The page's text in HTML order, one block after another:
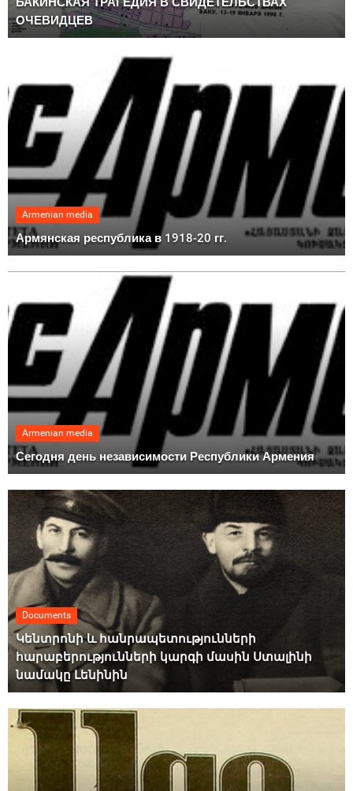
ОЧЕВИДЦЕВ
Armenian media
Армянская республика в 1918-20 гг.
Armenian media
Сегодня день независимости Республики Армения
Documents
Կենտրոնի և հանրապետությունների
հարաբերությունների կարգի մասին Ստալինի
նամակը Լենինին